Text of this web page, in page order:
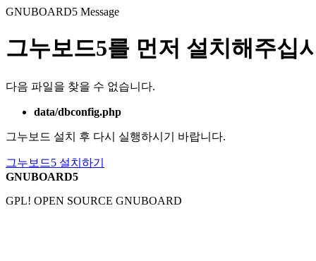
GNUBOARD5 Message
그누보드5를 먼저 설치해주십
다음 파일을 찾을 수 없습니다.
data/dbconfig.php
그누보드 설치 후 다시 실행하시기 바랍니다.
그누보드5 설치하기
GNUBOARD5
GPL! OPEN SOURCE GNUBOARD